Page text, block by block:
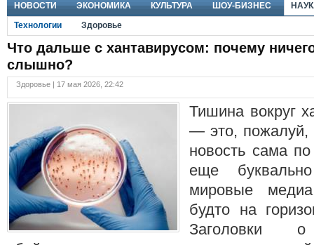
НОВОСТИ ЭКОНОМИКА КУЛЬТУРА ШОУ-БИЗНЕС
Технологии
Здоровье
Что дальше с хантавирусом: почему
слышно?
Здоровье | 17 мая 2026, 22:42
Тишина вокруг
— это, пожалуй,
новость сама
еще
мировые
будто на
Заголовки о